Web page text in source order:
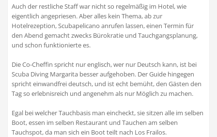
Auch der restliche Staff war nicht so regelmäßig im Hotel, wie
eigentlich angepriesen. Aber alles kein Thema, ab zur
Hotelrezeption, Scubapelicano anrufen lassen, einen Termin für
den Abend gemacht zwecks Bürokratie und Tauchgangsplanung,
und schon funktionierte es.
Die Co-Cheffin spricht nur englisch, wer nur Deutsch kann, ist bei
Scuba Diving Margarita besser aufgehoben. Der Guide hingegen
spricht einwandfrei deutsch, und ist echt bemüht, den Gästen den
Tag so erlebnisreich und angenehm als nur Möglich zu machen.
Egal bei welcher Tauchbasis man eincheckt, sie sitzen alle im selben
Boot, essen im selben Restaurant und Tauchen am selben
Tauchspot, da man sich ein Boot teilt nach Los Frailos.